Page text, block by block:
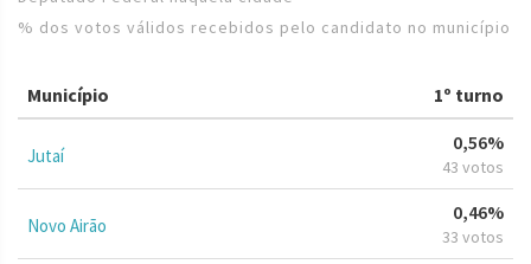
% dos votos válidos recebidos pelo candidato no município
Município 1º turno
Jutaí
0,56%
43 votos
Novo Airão
0,46%
33 votos